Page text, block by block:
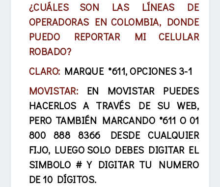
¿CUÁLES SON LAS LÍNEAS DE
OPERADORAS EN COLOMBIA, DONDE
PUEDO REPORTAR MI CELULAR
ROBADO?
CLARO: MARQUE *611, OPCIONES 3-1
MOVISTAR:
EN MOVISTAR PUEDES
HACERLOS A TRAVÉS DE SU WEB,
PERO TAMBIÉN MARCANDO *611 O 01
800 888 8366 DESDE CUALQUIER
FIJO, LUEGO SOLO DEBES DIGITAR EL
SIMBOLO # Y DIGITAR TU NUMERO
DE 10 DÍGITOS.